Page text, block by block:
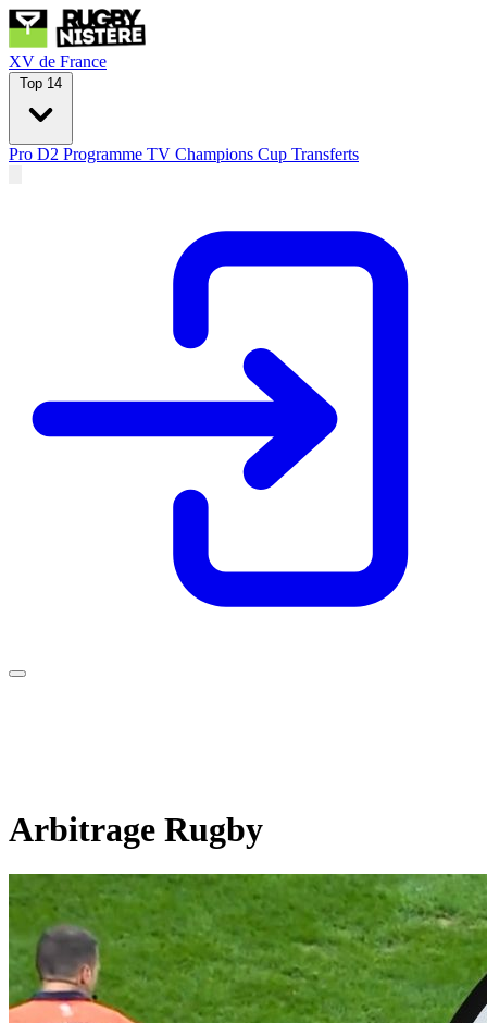
XV de France
Top 14
Pro D2 Programme TV Champions Cup Transferts
Arbitrage Rugby